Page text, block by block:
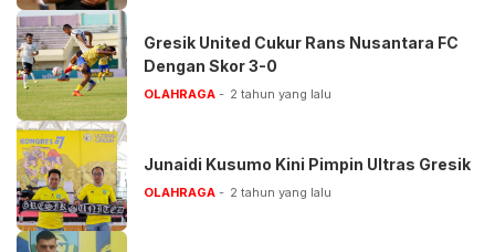
Gresik United Cukur Rans Nusantara FC
Dengan Skor 3-0
OLAHRAGA 2 tahun yang lalu
Junaidi Kusumo Kini Pimpin Ultras Gresik
OLAHRAGA 2 tahun yang lalu